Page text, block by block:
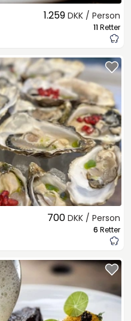
1.259 DKK / Person
11Retter
700 DKK / Person
6 Retter